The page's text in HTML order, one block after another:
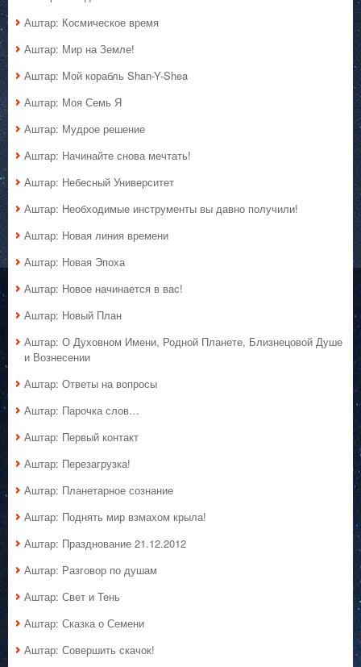
Аштар: Космическое время
Аштар: Мир на Земле!
Аштар: Мой корабль Shan-Y-Shea
Аштар: Моя Семь Я
Аштар: Мудрое решение
Аштар: Начинайте снова мечтать!
Аштар: Небесный Университет
Аштар: Необходимые инструменты вы давно получили!
Аштар: Новая линия времени
Аштар: Новая Эпоха
Аштар: Новое начинается в вас!
Аштар: Новый План
Аштар: О Духовном Имени, Родной Планете, Близнецовой Душе
и Вознесении
Аштар: Ответы на вопросы
Аштар: Парочка слов…
Аштар: Первый контакт
Аштар: Перезагрузка!
Аштар: Планетарное сознание
Аштар: Поднять мир взмахом крыла!
Аштар: Празднование 21.12.2012
Аштар: Разговор по душам
Аштар: Свет и Тень
Аштар: Сказка о Семени
Аштар: Совершить скачок!